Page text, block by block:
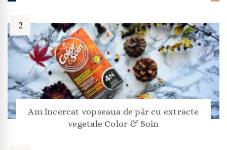
Am încercat vopseaua de păr cu extracte
vegetale Color & Soin